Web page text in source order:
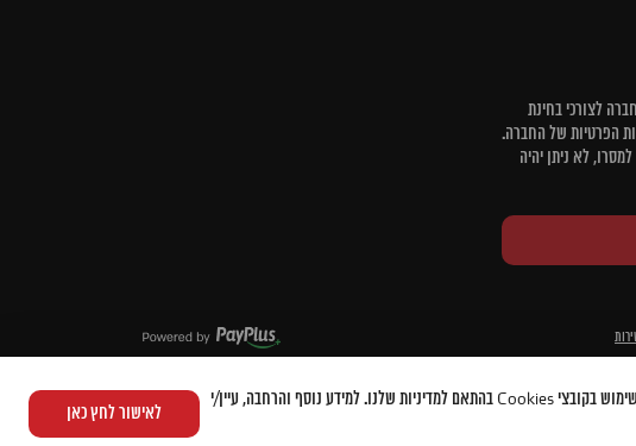
לצורכי בחינת
הפרטיות של החברה.
לא ניתן יהיה
לאישור לחץ כאן